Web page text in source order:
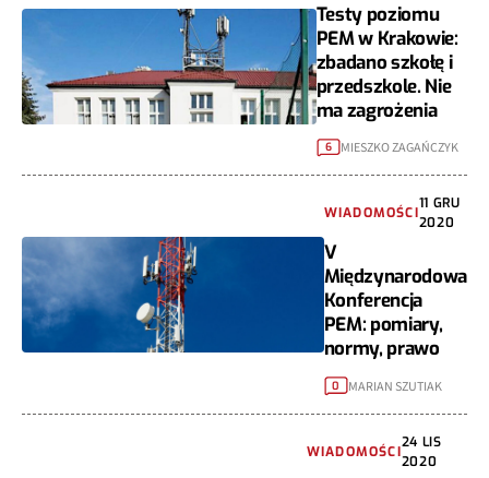
Testy poziomu
PEM w Krakowie:
zbadano szkołę i
przedszkole. Nie
ma zagrożenia
6 MIESZKO ZAGAŃCZYK
WIADOMOŚCI
11 GRU
2020
V
Międzynarodowa
Konferencja
PEM: pomiary,
normy, prawo
0 MARIAN SZUTIAK
WIADOMOŚCI
24 LIS
2020